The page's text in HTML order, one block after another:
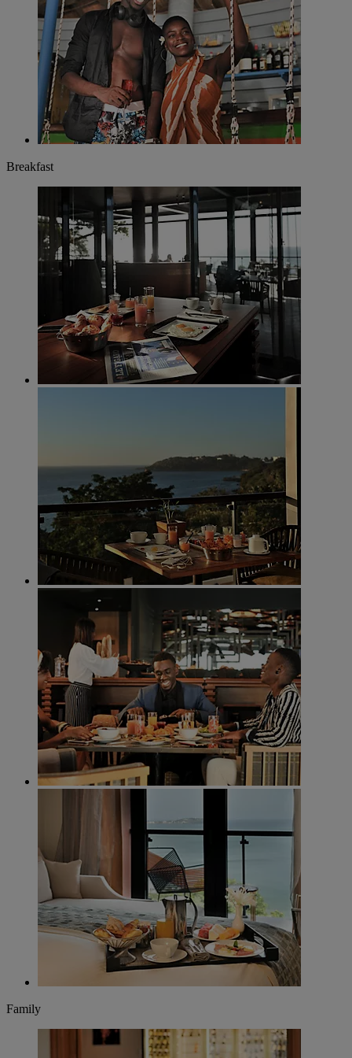
Breakfast
Family